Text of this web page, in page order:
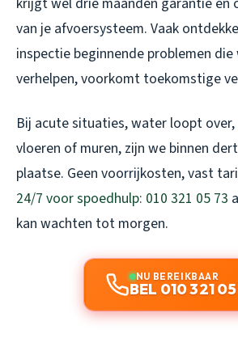
van je afvoersysteem. Vaak
inspectie beginnende problemen
verhelpen, voorkomt toekomstige
Bij acute situaties, water loopt
vloeren of muren, zijn we binnen
plaatse. Geen voorrijkosten, vast
24/7 voor spoedhulp: 010 321 05 73
kan wachten tot morgen.
NU BEREIKBAAR
BEL 010 321